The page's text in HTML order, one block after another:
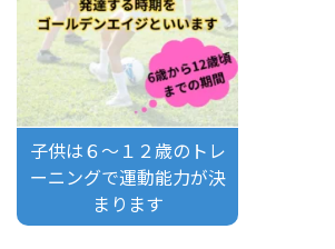
子供は６～１２歳のトレ
ーニングで運動能力が決
まります